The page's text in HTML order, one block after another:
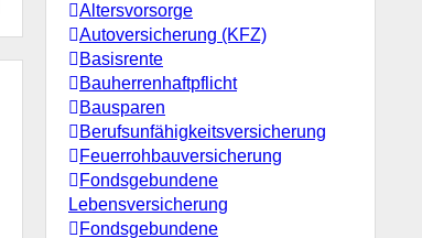
Altersvorsorge
Autoversicherung (KFZ)
Basisrente
Bauherrenhaftpflicht
Bausparen
Berufs­unfähigkeitsversicherung
Feuerrohbauversicherung
Fondsgebundene
Lebensversicherung
Fondsgebundene